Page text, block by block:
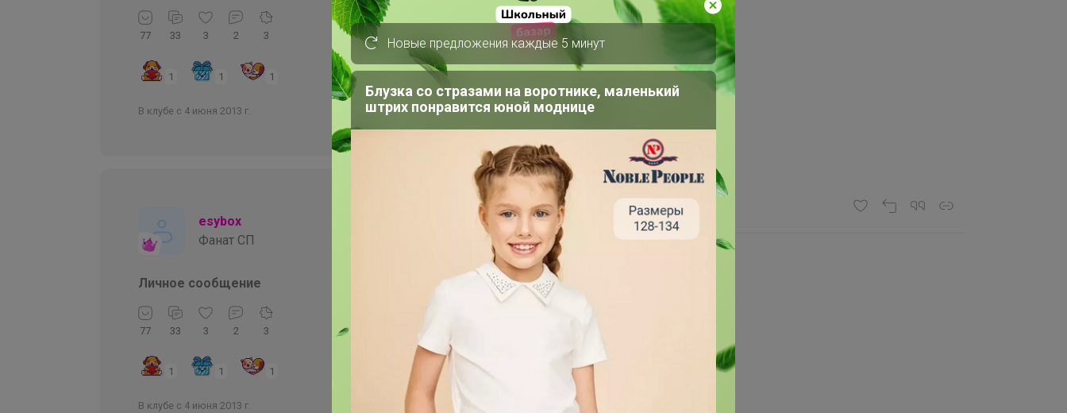
77 33 3 2 3
1 1 1
В клубе с 4 июня 2013 г.
esybox
Фанат СП
Личное сообщение
77 33 3 2 3
1 1 1
В клубе с 4 июня 2013 г.
В теме "СП3 Обогреватели,фильтры,ионизаторы"
20 декабря, 2014 15:35
на какой стадии закупка?
Новые предложения каждые 5 минут
Блузка со стразами на воротнике, маленький
штрих понравится юной моднице